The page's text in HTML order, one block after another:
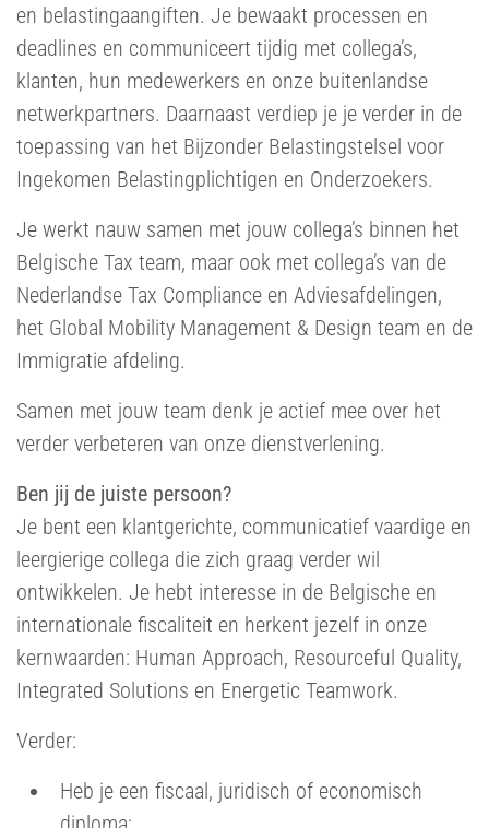
en belastingaangiften. Je bewaakt processen en
deadlines en communiceert tijdig met collega’s,
klanten, hun medewerkers en onze buitenlandse
netwerkpartners. Daarnaast verdiep je je verder in de
toepassing van het Bijzonder Belastingstelsel voor
Ingekomen Belastingplichtigen en Onderzoekers.
Je werkt nauw samen met jouw collega’s binnen het
Belgische Tax team, maar ook met collega’s van de
Nederlandse Tax Compliance en Adviesafdelingen,
het Global Mobility Management & Design team en de
Immigratie afdeling.
Samen met jouw team denk je actief mee over het
verder verbeteren van onze dienstverlening.
Ben jij de juiste persoon?
Je bent een klantgerichte, communicatief vaardige en
leergierige collega die zich graag verder wil
ontwikkelen. Je hebt interesse in de Belgische en
internationale fiscaliteit en herkent jezelf in onze
kernwaarden: Human Approach, Resourceful Quality,
Integrated Solutions en Energetic Teamwork.
Verder:
Heb je een fiscaal, juridisch of economisch